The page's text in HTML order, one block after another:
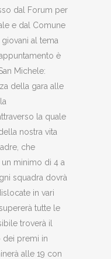
dal Forum per
e dal Comune
al tema
è
Michele:
della gara alle
la quale
nostra vita
che
minimo di 4 a
squadra dovrà
in vari
tutte le
troverà il
dei premi in
alle 19 con